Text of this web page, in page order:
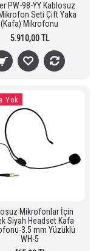
PW-98-YY Kablosuz
Seti Çift Yaka
(Kafa) Mikrofonu
5.910,00 TL
Yok
Mikrofonlar İçin
Siyah Headset Kafa
3.5 mm Yüzüklü
WH-5